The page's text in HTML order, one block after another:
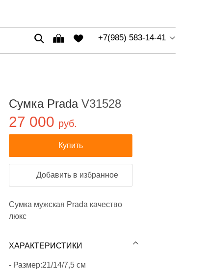
+7(985) 583-14-41
Сумка Prada V31528
27 000 руб.
Купить
Добавить в избранное
Сумка мужская Prada качество
люкс
ХАРАКТЕРИСТИКИ
- Размер:21/14/7,5 см